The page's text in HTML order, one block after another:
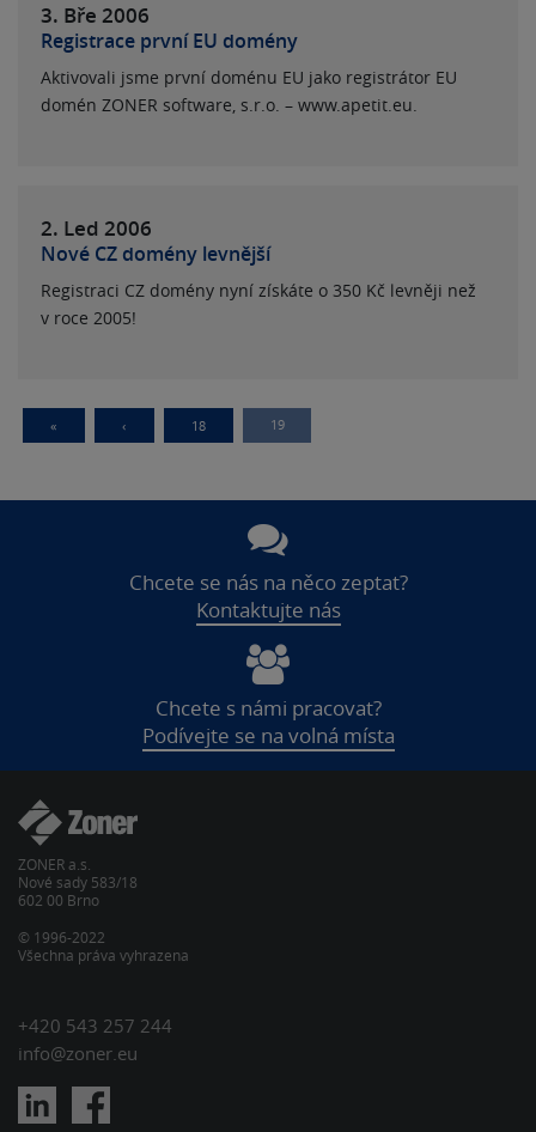
3. Bře 2006
Registrace první EU domény
Aktivovali jsme první doménu EU jako registrátor EU
domén ZONER software, s.r.o. – www.apetit.eu.
2. Led 2006
Nové CZ domény levnější
Registraci CZ domény nyní získáte o 350 Kč levněji než
v roce 2005!
« ‹ 18 19
Chcete se nás na něco zeptat?
Kontaktujte nás
Chcete s námi pracovat?
Podívejte se na volná místa
ZONER a.s.
Nové sady 583/18
602 00 Brno
© 1996-2022
Všechna práva vyhrazena
+420 543 257 244
info@zoner.eu